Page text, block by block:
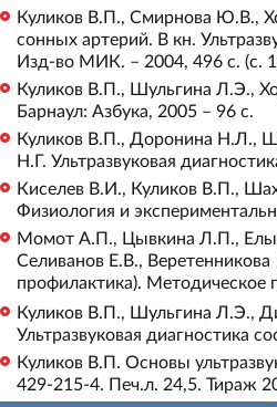
Куликов В.П., Смирнова Ю.В.,
сонных артерий. В кн.
Изд-во МИК. – 2004, 496 с. (с.
Куликов В.П., Шульгина Л.Э.,
Барнаул: Азбука, 2005 – 96 с.
Куликов В.П., Доронина Н.Л.,
Н.Г. Ультразвуковая
Киселев В.И., Куликов В.П.,
Физиология и
Момот А.П., Цывкина Л.П.,
Селиванов Е.В.,
профилактика). Методическое
Куликов В.П., Шульгина Л.Э.,
Ультразвуковая диагностика
Куликов В.П. Основы
429-215-4. Печ.л. 24,5. Тираж